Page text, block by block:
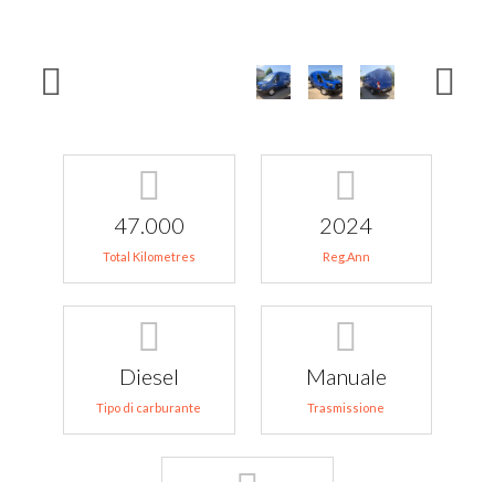
47.000
Total Kilometres
2024
Reg.Ann
Diesel
Tipo di carburante
Manuale
Trasmissione